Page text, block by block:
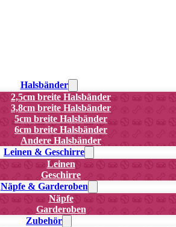
Halsbänder
2,5cm breite Halsbänder
3,8cm breite Halsbänder
5cm breite Halsbänder
6cm breite Halsbänder
Andere Halsbänder
Leinen & Geschirre
Leinen
Geschirre
Näpfe & Garderoben
Näpfe
Garderoben
Zubehör